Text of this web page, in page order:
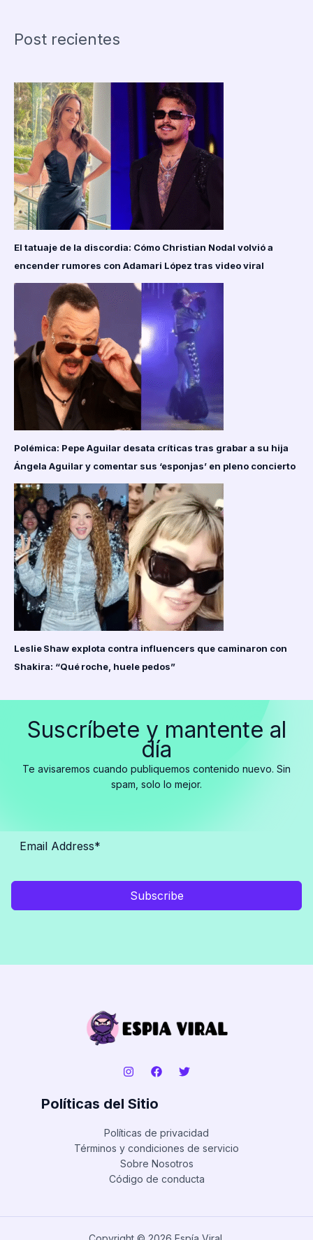
y
con
una
inteligencia
artificial
que
creó
con
ChatGPT
Post recientes
El tatuaje de la discordia: Cómo Christian Nodal volvió a
encender rumores con Adamari López tras video viral
Polémica: Pepe Aguilar desata críticas tras grabar a su hija
Ángela Aguilar y comentar sus ‘esponjas’ en pleno concierto
Leslie Shaw explota contra influencers que caminaron con
Shakira: “Qué roche, huele pedos”
Suscríbete y mantente al
día
Te avisaremos cuando publiquemos contenido nuevo. Sin
spam, solo lo mejor.
Subscribe
Políticas del Sitio
Políticas de privacidad
Términos y condiciones de servicio
Sobre Nosotros
Código de conducta